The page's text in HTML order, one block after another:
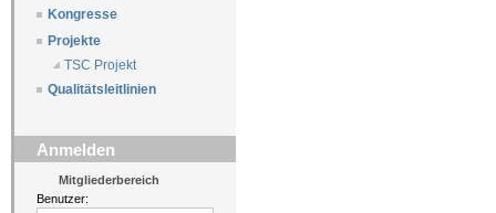
Kongresse
Projekte
TSC Projekt
Qualitätsleitlinien
Anmelden
Mitgliederbereich
Benutzer: